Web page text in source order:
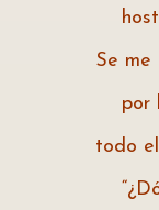
Se me
por
todo